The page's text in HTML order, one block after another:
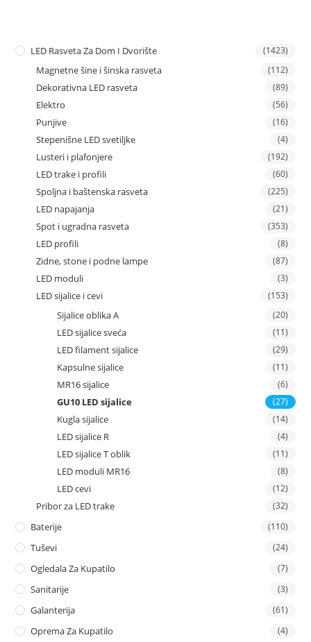
LED Rasveta Za Dom I Dvorište (1423)
Magnetne šine i šinska rasveta (112)
Dekorativna LED rasveta (89)
Elektro (56)
Punjive (16)
Stepenišne LED svetiljke (4)
Lusteri i plafonjere (192)
LED trake i profili (60)
Spoljna i baštenska rasveta (225)
LED napajanja (21)
Spot i ugradna rasveta (353)
LED profili (8)
Zidne, stone i podne lampe (87)
LED moduli (3)
LED sijalice i cevi (153)
Sijalice oblika A (20)
LED sijalice sveća (11)
LED filament sijalice (29)
Kapsulne sijalice (11)
MR16 sijalice (6)
GU10 LED sijalice (27)
Kugla sijalice (14)
LED sijalice R (4)
LED sijalice T oblik (11)
LED moduli MR16 (8)
LED cevi (12)
Pribor za LED trake (32)
Baterije (110)
Tuševi (24)
Ogledala Za Kupatilo (7)
Sanitarije (3)
Galanterija (61)
Oprema Za Kupatilo (4)